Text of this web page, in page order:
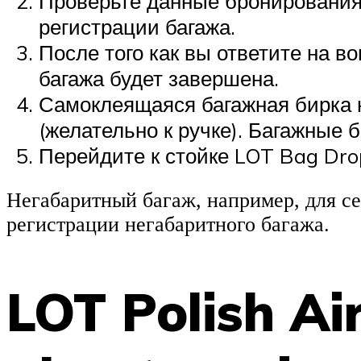
регистрации багажа.
После того как вы ответите на
багажа будет завершена.
Самоклеящаяся багажная бирка
(желательно к ручке). Багажные
Перейдите к стойке ​​LOT Bag
Негабаритный багаж, например, для
регистрации негабаритного багажа.
LOT Polish